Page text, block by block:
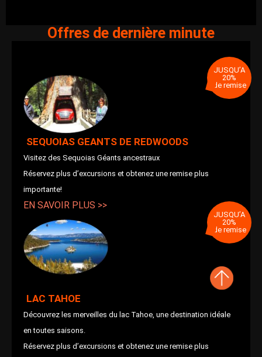
Offres de dernière minute
JUSQU’A
20%
de remise
SEQUOIAS GEANTS DE REDWOODS
Visitez des Sequoias Géants ancestraux
Réservez plus d’excursions et obtenez une remise plus
importante!
EN SAVOIR PLUS >>
JUSQU’A
20%
de remise
LAC TAHOE
Découvrez les merveilles du lac Tahoe, une destination idéale
en toutes saisons.
Réservez plus d’excursions et obtenez une remise plus